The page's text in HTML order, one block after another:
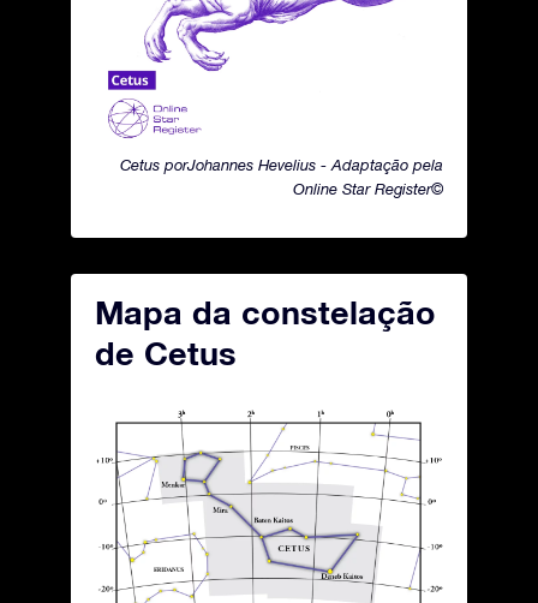
Cetus porJohannes Hevelius - Adaptação pela
Online Star Register©
Mapa da constelação
de Cetus